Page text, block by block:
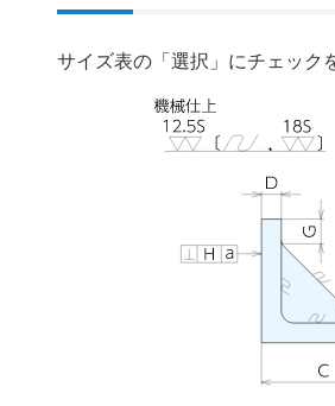
サイズ表の「選択」にチェック